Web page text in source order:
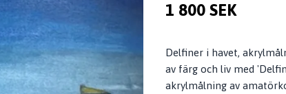
1 800 SEK
Delfiner i havet,
av färg och liv med
akrylmålning av